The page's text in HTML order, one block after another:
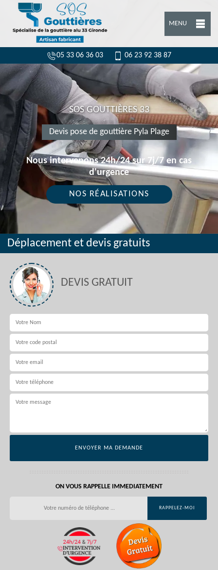
MENU
05 33 06 36 03 06 23 92 38 87
SOS GOUTTIÈRES 33
Devis pose de gouttière Pyla Plage
Nous intervenons 24h/24 sur 7j/7 en cas
d'urgence
NOS RÉALISATIONS
Déplacement et devis gratuits
DEVIS GRATUIT
ON VOUS RAPPELLE IMMEDIATEMENT